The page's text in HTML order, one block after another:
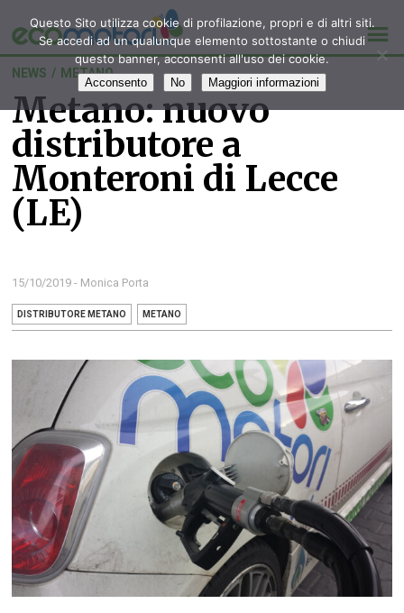
NEWS / METANO
Metano: nuovo
distributore a
Monteroni di Lecce
(LE)
15/10/2019 - Monica Porta
DISTRIBUTORE METANO METANO
Questo Sito utilizza cookie di profilazione, propri e di altri siti.
Se accedi ad un qualunque elemento sottostante o chiudi
questo banner, acconsenti all'uso dei cookie.
Acconsento No Maggiori informazioni